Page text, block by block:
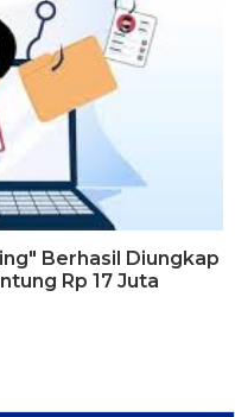
Berhasil Diungkap
Rp 17 Juta